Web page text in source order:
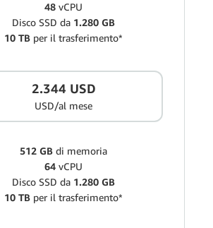
48 vCPU
Disco SSD da 1.280 GB
10 TB per il trasferimento*
2.344 USD
USD/al mese
512 GB di memoria
64 vCPU
Disco SSD da 1.280 GB
10 TB per il trasferimento*